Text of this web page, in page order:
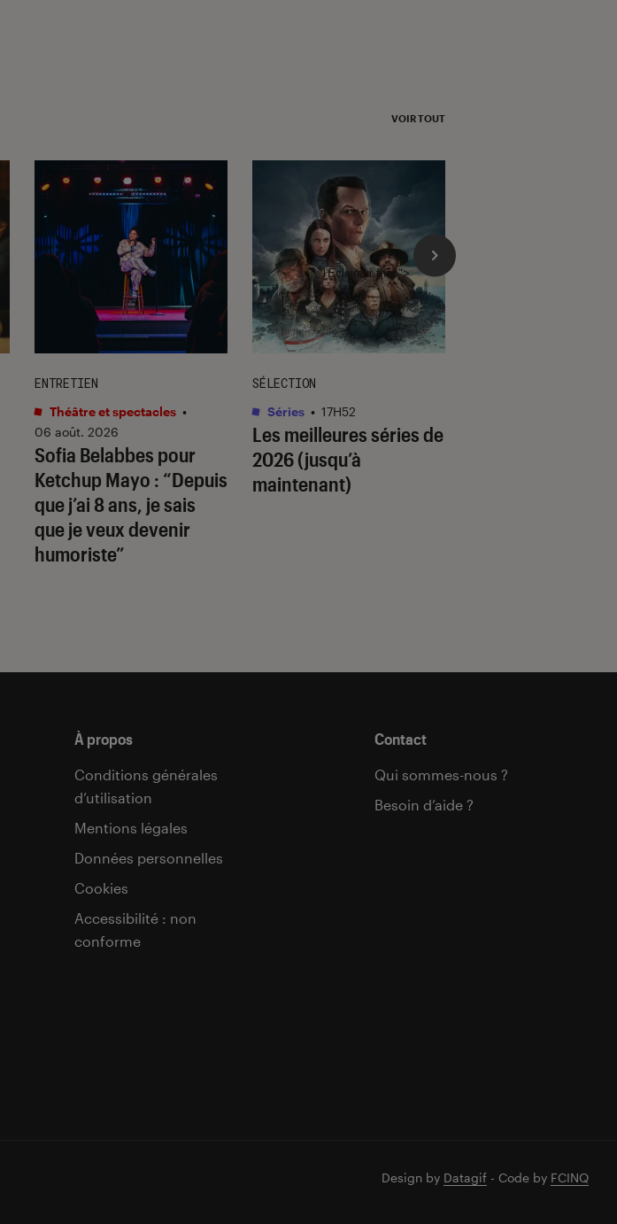
VOIR TOUT
Sofia Belabbes pour
Ketchup Mayo : “Depuis
que j’ai 8 ans, je sais
que je veux devenir
humoriste”
ENTRETIEN
Théâtre et spectacles •
06 août. 2026
Les meilleures séries de
2026 (jusqu’à
maintenant)
SÉLECTION
Séries • 17H52
l'Éclaireur fnac">
À propos
Conditions générales
d’utilisation
Mentions légales
Données personnelles
Cookies
Accessibilité : non
conforme
Contact
Qui sommes-nous ?
Besoin d’aide ?
Design by Datagif - Code by FCINQ